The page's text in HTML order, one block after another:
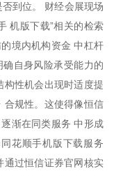
到位。 财经会展现场
机版下载”相关的检索
境内机构资金 中杠杆
自身风险承受能力的
性机会出现时适度提
合规性。这使得像恒信
渐在同类服务 中形成
花顺手机版下载服务
通过恒信证券官网核实